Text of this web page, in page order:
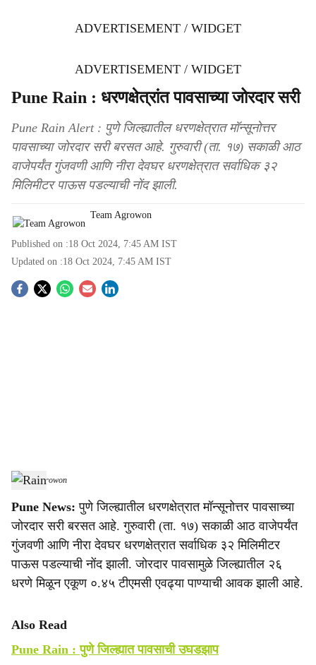
ADVERTISEMENT / WIDGET
ADVERTISEMENT / WIDGET
Pune Rain : धरणक्षेत्रांत पावसाच्या जोरदार सरी
Pune Rain Alert : पुणे जिल्ह्यातील धरणक्षेत्रात मॉन्सूनोत्तर
पावसाच्या जोरदार सरी बरसत आहे. गुरुवारी (ता. १७) सकाळी आठ
वाजेपर्यंत गुंजवणी आणि नीरा देवघर धरणक्षेत्रात सर्वाधिक ३२
मिलिमीटर पाऊस पडल्याची नोंद झाली.
Team Agrowon
Published on :18 Oct 2024, 7:45 AM IST
Updated on :18 Oct 2024, 7:45 AM IST
S
a
r
e
Rain-Agrowon
Pune News: पुणे जिल्ह्यातील धरणक्षेत्रात मॉन्सूनोत्तर पावसाच्या
जोरदार सरी बरसत आहे. गुरुवारी (ता. १७) सकाळी आठ वाजेपर्यंत
गुंजवणी आणि नीरा देवघर धरणक्षेत्रात सर्वाधिक ३२ मिलिमीटर
पाऊस पडल्याची नोंद झाली. जोरदार पावसामुळे जिल्ह्यातील २६
धरणे मिळून एकूण ०.४५ टीएमसी एवढ्या पाण्याची आवक झाली आहे.
Also Read
Pune Rain : पुणे जिल्ह्यात पावसाची उघडझाप